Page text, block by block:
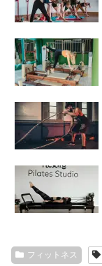
フィットネス